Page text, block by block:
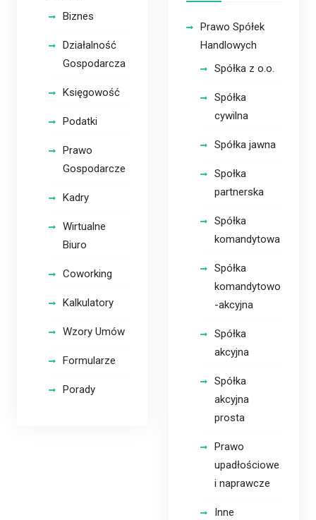
Prawo Spółek
Handlowych
Spółka z o.o.
Spółka
cywilna
Spółka jawna
Społka
partnerska
Spółka
komandytowa
Spółka
komandytowo
-akcyjna
Spółka
akcyjna
Spółka
akcyjna
prosta
Prawo
upadłościowe
i naprawcze
Inne
Biznes
Działalność
Gospodarcza
Księgowość
Podatki
Prawo
Gospodarcze
Kadry
Wirtualne
Biuro
Coworking
Kalkulatory
Wzory Umów
Formularze
Porady